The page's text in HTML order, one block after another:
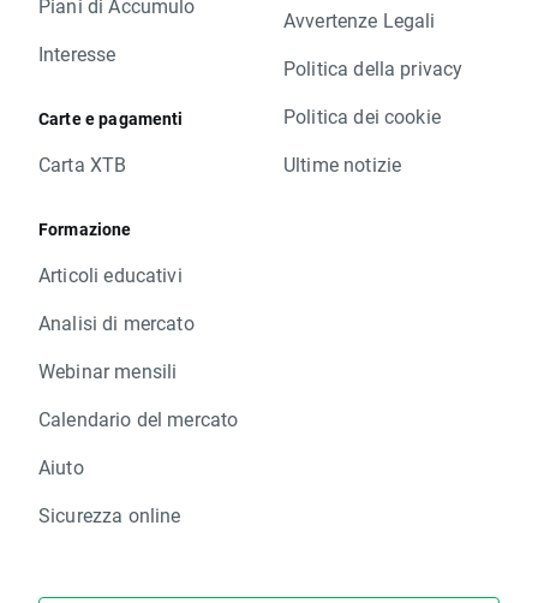
Piani di Accumulo
Interesse
Carte e pagamenti
Carta XTB
Formazione
Articoli educativi
Analisi di mercato
Webinar mensili
Calendario del mercato
Aiuto
Sicurezza online
Avvertenze Legali
Politica della privacy
Politica dei cookie
Ultime notizie